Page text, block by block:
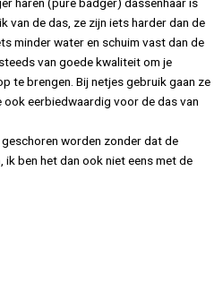
haren (pure badger) dassenhaar is
van de das, ze zijn iets harder dan de
minder water en schuim vast dan de
van goede kwaliteit om je
te brengen. Bij netjes gebruik gaan ze
ook eerbiedwaardig voor de das van
worden zonder dat de
ik ben het dan ook niet eens met de